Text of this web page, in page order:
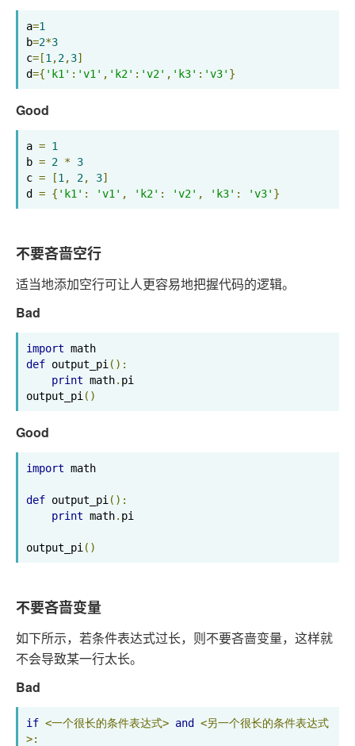
a=1
b=2*3
c=[1 ,2,3]
d={ 'k1' : 'v1' , 'k2' : 'v2' , 'k3' : 'v3' }
Good
a = 1
b = 2 * 3
c = [1 , 2, 3]
d = { 'k1' : 'v1' , 'k2' : 'v2' , 'k3' : 'v3' }
不要吝啬空行
适当地添加空行可让人更容易地把握代码的逻辑。
Bad
import
math
def output_pi ():
print math. pi
output_pi ()
Good
import math
def output_pi ():
print math. pi
output_pi ()
不要吝啬变量
如下所示，若条件表达式过长，则不要吝啬变量，这样就
不会导致某一行太长。
Bad
if <一个很长的条件表达式> and <另一个很长的条件表达式
>: